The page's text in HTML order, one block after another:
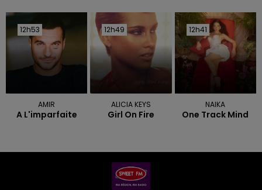
12h53
12h53
AMIR
A L'imparfaite
12h49
12h49
ALICIA KEYS
Girl On Fire
12h41
12h41
NAIKA
One Track Mind